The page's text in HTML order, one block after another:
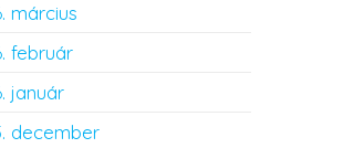
március
február
január
december